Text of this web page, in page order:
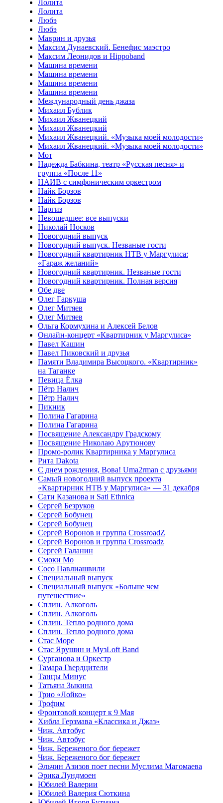
Лолита
Лолита
Любэ
Любэ
Маврин и друзья
Максим Дунаевский. Бенефис маэстро
Максим Леонидов и Hippoband
Машина времени
Машина времени
Машина времени
Машина времени
Международный день джаза
Михаил Бублик
Михаил Жванецкий
Михаил Жванецкий
Михаил Жванецкий. «Музыка моей молодости»
Михаил Жванецкий. «Музыка моей молодости»
Мот
Надежда Бабкина, театр «Русская песня» и
группа «После 11»
НАИВ с симфоническим оркестром
Найк Борзов
Найк Борзов
Наргиз
Невошедшее: все выпуски
Николай Носков
Новогодний выпуск
Новогодний выпуск. Незваные гости
Новогодний квартирник НТВ у Маргулиса:
«Гараж желаний»
Новогодний квартирник. Незваные гости
Новогодний квартирник. Полная версия
Обе две
Олег Гаркуша
Олег Митяев
Олег Митяев
Ольга Кормухина и Алексей Белов
Онлайн-концерт «Квартирник у Маргулиса»
Павел Кашин
Павел Пиковский и друзья
Памяти Владимира Высоцкого. «Квартирник»
на Таганке
Певица Ёлка
Пётр Налич
Пётр Налич
Пикник
Полина Гагарина
Полина Гагарина
Посвящение Александру Градскому
Посвящение Николаю Арутюнову
Промо-ролик Квартирника у Маргулиса
Рита Dakota
С днем рождения, Вова! Uma2rman с друзьями
Самый новогодний выпуск проекта
«Квартирник НТВ у Маргулиса» — 31 декабря
Сати Казанова и Sati Ethnica
Сергей Безруков
Сергей Бобунец
Сергей Бобунец
Сергей Воронов и группа CrossroadZ
Сергей Воронов и группа Crossroadz
Сергей Галанин
Смоки Мо
Сосо Павлиашвили
Специальный выпуск
Специальный выпуск «Больше чем
путешествие»
Сплин. Алкоголь
Сплин. Алкоголь
Сплин. Тепло родного дома
Сплин. Тепло родного дома
Стас Море
Стас Ярушин и МузLoft Band
Сурганова и Оркестр
Тамара Гвердцители
Танцы Минус
Татьяна Зыкина
Трио «Лойко»
Трофим
Фронтовой концерт к 9 Мая
Хибла Герзмава «Классика и Джаз»
Чиж. Автобус
Чиж. Автобус
Чиж. Береженого бог бережет
Чиж. Береженого бог бережет
Эльчин Азизов поет песни Муслима Магомаева
Эрика Лундмоен
Юбилей Валерии
Юбилей Валерия Сюткина